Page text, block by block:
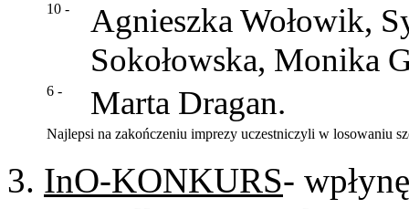
10 -
Agnieszka Wołowik,
Sokołowska, Monika
6 - Marta Dragan.
Najlepsi na zakończeniu imprezy uczestniczyli w losowaniu
InO-KONKURS-